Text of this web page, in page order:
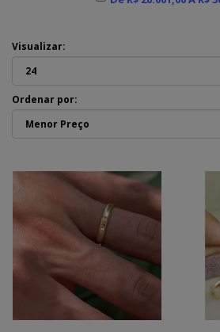
Visualizar:
Ordenar por: